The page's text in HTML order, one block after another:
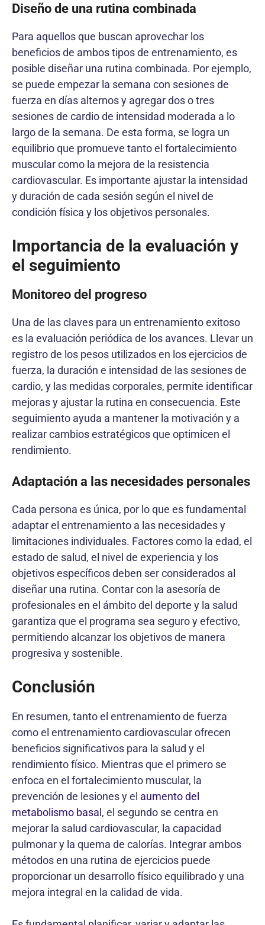
Diseño de una rutina combinada
Para aquellos que buscan aprovechar los
beneficios de ambos tipos de entrenamiento, es
posible diseñar una rutina combinada. Por ejemplo,
se puede empezar la semana con sesiones de
fuerza en días alternos y agregar dos o tres
sesiones de cardio de intensidad moderada a lo
largo de la semana. De esta forma, se logra un
equilibrio que promueve tanto el fortalecimiento
muscular como la mejora de la resistencia
cardiovascular. Es importante ajustar la intensidad
y duración de cada sesión según el nivel de
condición física y los objetivos personales.
Importancia de la evaluación y
el seguimiento
Monitoreo del progreso
Una de las claves para un entrenamiento exitoso
es la evaluación periódica de los avances. Llevar un
registro de los pesos utilizados en los ejercicios de
fuerza, la duración e intensidad de las sesiones de
cardio, y las medidas corporales, permite identificar
mejoras y ajustar la rutina en consecuencia. Este
seguimiento ayuda a mantener la motivación y a
realizar cambios estratégicos que optimicen el
rendimiento.
Adaptación a las necesidades personales
Cada persona es única, por lo que es fundamental
adaptar el entrenamiento a las necesidades y
limitaciones individuales. Factores como la edad, el
estado de salud, el nivel de experiencia y los
objetivos específicos deben ser considerados al
diseñar una rutina. Contar con la asesoría de
profesionales en el ámbito del deporte y la salud
garantiza que el programa sea seguro y efectivo,
permitiendo alcanzar los objetivos de manera
progresiva y sostenible.
Conclusión
En resumen, tanto el entrenamiento de fuerza
como el entrenamiento cardiovascular ofrecen
beneficios significativos para la salud y el
rendimiento físico. Mientras que el primero se
enfoca en el fortalecimiento muscular, la
prevención de lesiones y el aumento del
metabolismo basal, el segundo se centra en
mejorar la salud cardiovascular, la capacidad
pulmonar y la quema de calorías. Integrar ambos
métodos en una rutina de ejercicios puede
proporcionar un desarrollo físico equilibrado y una
mejora integral en la calidad de vida.